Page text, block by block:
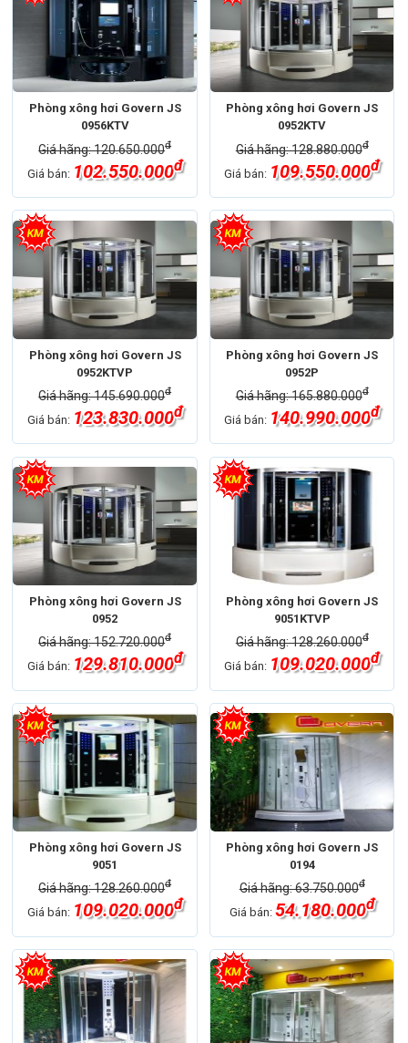
Phòng xông hơi Govern JS
0956KTV
Giá hãng: 120.650.000đ
Giá bán: 102.550.000đ
Phòng xông hơi Govern JS
0952KTV
Giá hãng: 128.880.000đ
Giá bán: 109.550.000đ
Phòng xông hơi Govern JS
0952KTVP
Giá hãng: 145.690.000đ
Giá bán: 123.830.000đ
Phòng xông hơi Govern JS
0952P
Giá hãng: 165.880.000đ
Giá bán: 140.990.000đ
Phòng xông hơi Govern JS
0952
Giá hãng: 152.720.000đ
Giá bán: 129.810.000đ
Phòng xông hơi Govern JS
9051KTVP
Giá hãng: 128.260.000đ
Giá bán: 109.020.000đ
Phòng xông hơi Govern JS
9051
Giá hãng: 128.260.000đ
Giá bán: 109.020.000đ
Phòng xông hơi Govern JS
0194
Giá hãng: 63.750.000đ
Giá bán: 54.180.000đ